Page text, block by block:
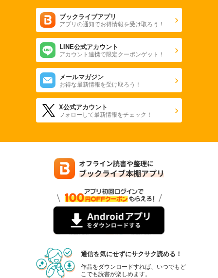
ブックライブアプリ
アプリの通知でお得情報を受け取ろう！
LINE公式アカウント
アカウント連携で限定クーポンゲット！
メールマガジン
お得な最新情報を受け取ろう！
X公式アカウント
フォローして最新情報をチェック！
通信を気にせずにサクサク読める！
作品をダウンロードすれば、いつでもど
こでも読書が楽しめます。